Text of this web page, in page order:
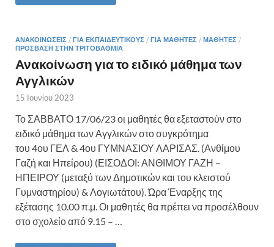
ΑΝΑΚΟΙΝΏΣΕΙΣ / ΓΙΑ ΕΚΠΑΙΔΕΥΤΙΚΟΎΣ / ΓΙΑ ΜΑΘΗΤΈΣ / ΜΑΘΗΤΈΣ /
ΠΡΌΣΒΑΣΗ ΣΤΗΝ ΤΡΙΤΟΒΆΘΜΙΑ
Ανακοίνωση για το ειδικό μάθημα των
Αγγλικών
15 Ιουνίου 2023
Το ΣΑΒΒΑΤΟ 17/06/23 οι μαθητές θα εξεταστούν στο
ειδικό μάθημα των Αγγλικών στο συγκρότημα
του 4ου ΓΕΛ & 4ου ΓΥΜΝΑΣΙΟΥ ΛΑΡΙΣΑΣ. (Ανθίμου
Γαζή και Ηπείρου) (ΕΙΣΟΔΟΙ: ΑΝΘΙΜΟΥ ΓΑΖΗ –
ΗΠΕΙΡΟΥ (μεταξύ των Δημοτικών και του κλειστού
Γυμναστηρίου) & Λογιωτάτου). Ώρα Έναρξης της
εξέτασης 10.00 π.μ. Οι μαθητές θα πρέπει να προσέλθουν
στο σχολείο από 9.15 – …